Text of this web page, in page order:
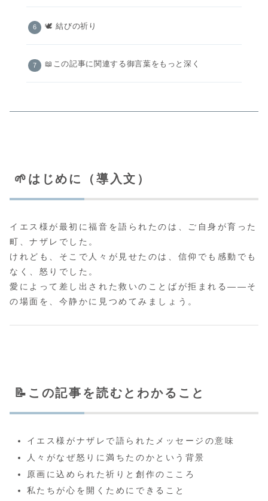
🕊️ 結びの祈り
📖この記事に関連する御言葉をもっと深く
🌱はじめに（導入文）
イエス様が最初に福音を語られたのは、ご自身が育った
町、ナザレでした。
けれども、そこで人々が見せたのは、信仰でも感動でも
なく、怒りでした。
愛によって差し出された救いのことばが拒まれる――そ
の場面を、今静かに見つめてみましょう。
📝この記事を読むとわかること
イエス様がナザレで語られたメッセージの意味
人々がなぜ怒りに満ちたのかという背景
原画に込められた祈りと創作のこころ
私たちが心を開くためにできること